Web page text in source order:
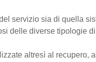
servizio sia di quella
delle diverse tipologie
altresì al recupero,